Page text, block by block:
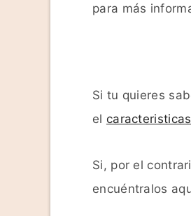
para más
Si tu quieres
el
Si, por el
encuéntralos